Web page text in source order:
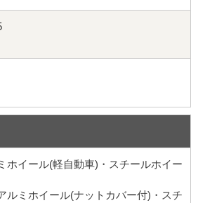
ホイール(軽自動車)・スチールホイー
ルミホイール(ナットカバー付)・スチ